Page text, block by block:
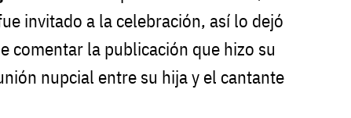
invitado a la celebración, así lo dejó
comentar la publicación que hizo su
nupcial entre su hija y el cantante